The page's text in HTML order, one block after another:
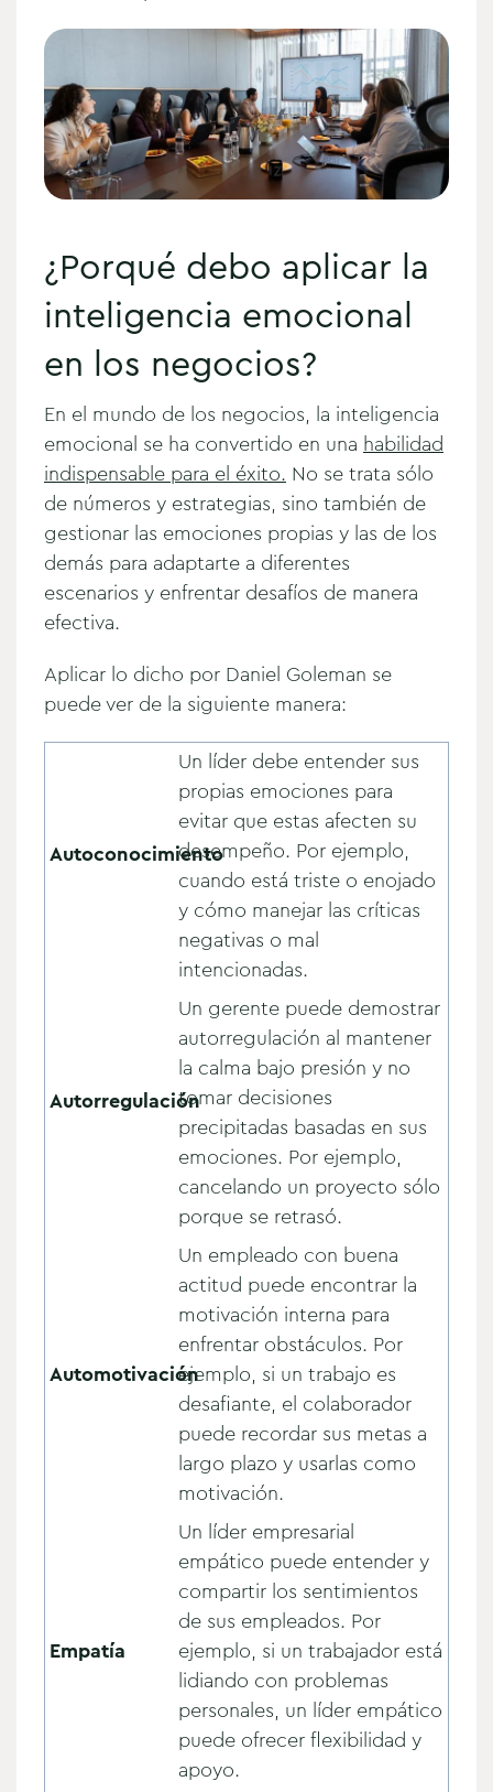
¿Porqué debo aplicar la
inteligencia emocional
en los negocios?
En el mundo de los negocios, la inteligencia
emocional se ha convertido en una habilidad
indispensable para el éxito. No se trata sólo
de números y estrategias, sino también de
gestionar las emociones propias y las de los
demás para adaptarte a diferentes
escenarios y enfrentar desafíos de manera
efectiva.
Aplicar lo dicho por Daniel Goleman se
puede ver de la siguiente manera:
Autoconocimiento
Un líder debe entender sus
propias emociones para
evitar que estas afecten su
desempeño. Por ejemplo,
cuando está triste o enojado
y cómo manejar las críticas
negativas o mal
intencionadas.
Autorregulación
Un gerente puede demostrar
autorregulación al mantener
la calma bajo presión y no
tomar decisiones
precipitadas basadas en sus
emociones. Por ejemplo,
cancelando un proyecto sólo
porque se retrasó.
Automotivación
Un empleado con buena
actitud puede encontrar la
motivación interna para
enfrentar obstáculos. Por
ejemplo, si un trabajo es
desafiante, el colaborador
puede recordar sus metas a
largo plazo y usarlas como
motivación.
Empatía
Un líder empresarial
empático puede entender y
compartir los sentimientos
de sus empleados. Por
ejemplo, si un trabajador está
lidiando con problemas
personales, un líder empático
puede ofrecer flexibilidad y
apoyo.